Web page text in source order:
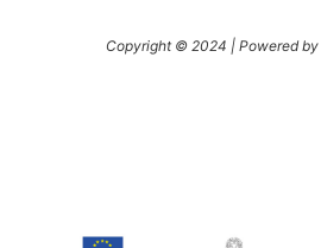
Copyright © 2024 | Powered by